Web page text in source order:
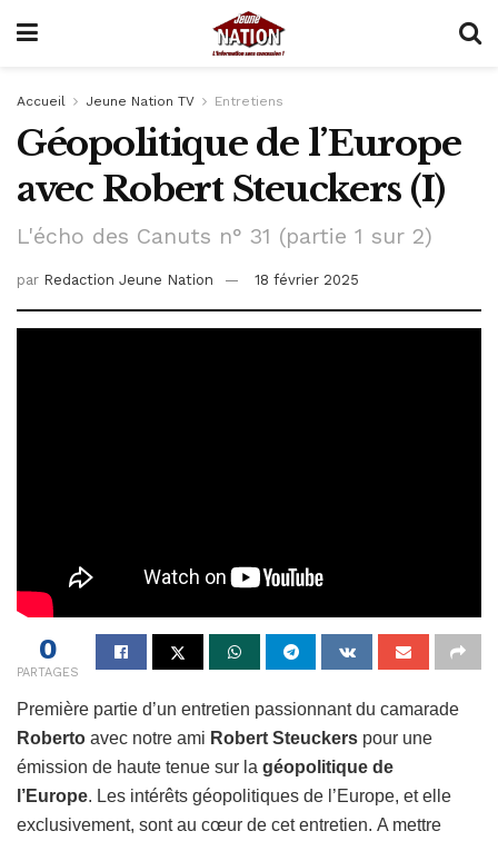
Accueil Jeune Nation TV Entretiens
Géopolitique de l’Europe
avec Robert Steuckers (I)
L'écho des Canuts n° 31 (partie 1 sur 2)
par Redaction Jeune Nation 18 février 2025
0
PARTAGES
Première partie d’un entretien passionnant du camarade
Roberto avec notre ami Robert Steuckers pour une
émission de haute tenue sur la géopolitique de
l’Europe. Les intérêts géopolitiques de l’Europe, et elle
exclusivement, sont au cœur de cet entretien. A mettre